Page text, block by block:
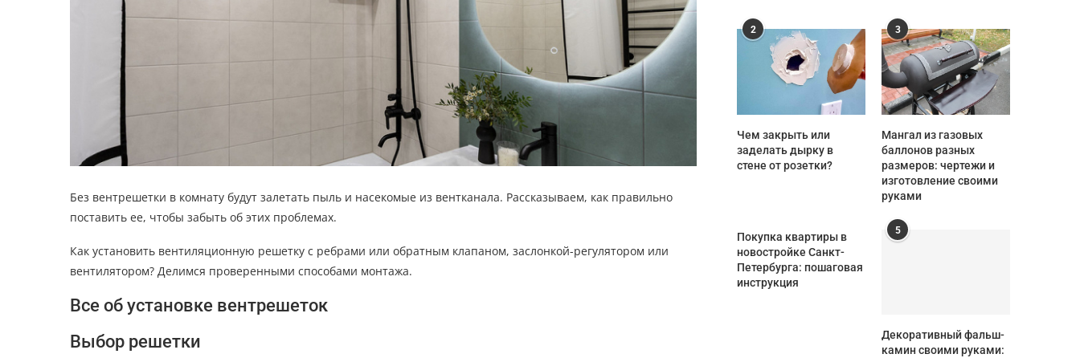
Без вентрешетки в комнату будут залетать пыль и насекомые из вентканала. Рассказываем, как правильно
поставить ее, чтобы забыть об этих проблемах.
Как установить вентиляционную решетку с ребрами или обратным клапаном, заслонкой-регулятором или
вентилятором? Делимся проверенными способами монтажа.
Все об установке вентрешеток
Выбор решетки
2
Чем закрыть или
заделать дырку в
стене от розетки?
3
Мангал из газовых
баллонов разных
размеров: чертежи и
изготовление своими
руками
Покупка квартиры в
новостройке Санкт-
Петербурга: пошаговая
инструкция
5
Декоративный фальш-
камин своими руками: